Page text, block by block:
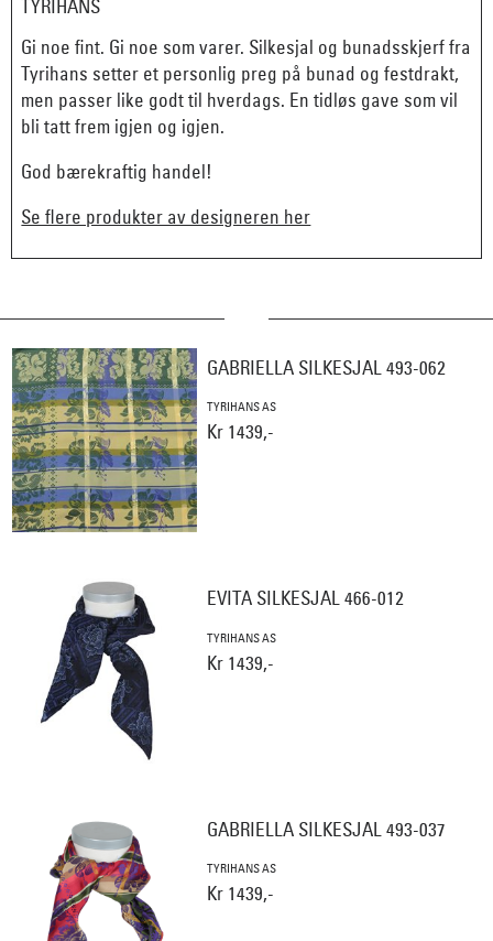
TYRIHANS
Gi noe fint. Gi noe som varer. Silkesjal og bunadsskjerf fra
Tyrihans setter et personlig preg på bunad og festdrakt,
men passer like godt til hverdags. En tidløs gave som vil
bli tatt frem igjen og igjen.
God bærekraftig handel!
Se flere produkter av designeren her
GABRIELLA SILKESJAL 493-062
TYRIHANS AS
Kr 1439,-
EVITA SILKESJAL 466-012
TYRIHANS AS
Kr 1439,-
GABRIELLA SILKESJAL 493-037
TYRIHANS AS
Kr 1439,-